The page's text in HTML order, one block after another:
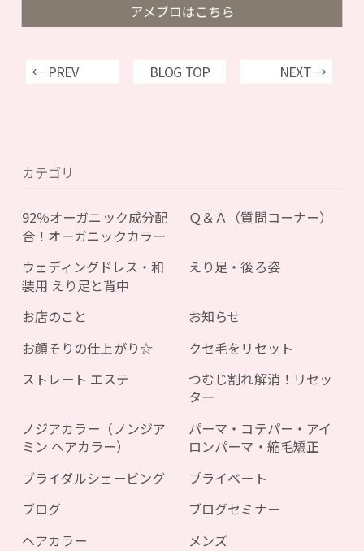
アメブロはこちら
← PREV BLOG TOP NEXT →
カテゴリ
92％オーガニック成分配
合！オーガニックカラー
Ｑ＆Ａ（質問コーナー）
ウェディングドレス・和
装用 えり足と背中
えり足・後ろ姿
お店のこと
お知らせ
お顔そりの仕上がり☆
クセ毛をリセット
ストレート エステ
つむじ割れ解消！リセッ
ター
ノジアカラー（ノンジア
ミン ヘアカラー）
パーマ・コテパー・アイ
ロンパーマ・縮毛矯正
ブライダルシェービング
プライベート
ブログ
ブログセミナー
ヘアカラー
メンズ